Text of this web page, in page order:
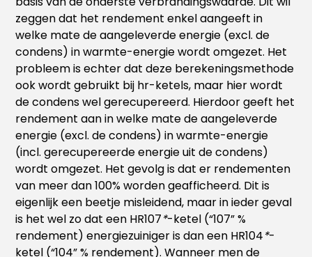
zeggen dat het rendement enkel aangeeft in
welke mate de aangeleverde energie (excl. de
condens) in warmte-energie wordt omgezet. Het
probleem is echter dat deze berekeningsmethode
ook wordt gebruikt bij hr-ketels, maar hier wordt
de condens wel gerecupereerd. Hierdoor geeft het
rendement aan in welke mate de aangeleverde
energie (excl. de condens) in warmte-energie
(incl. gerecupereerde energie uit de condens)
wordt omgezet. Het gevolg is dat er rendementen
van meer dan 100% worden geafficheerd. Dit is
eigenlijk een beetje misleidend, maar in ieder geval
is het wel zo dat een HR107*-ketel (“107” %
rendement) energiezuiniger is dan een HR104*-
ketel (“104” % rendement). Wanneer men de